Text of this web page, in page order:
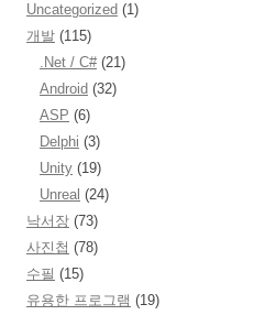
Uncategorized (1)
개발 (115)
.Net / C#(21)
Android (32)
ASP (6)
Delphi (3)
Unity (19)
Unreal (24)
낙서장 (73)
사진첩 (78)
수필 (15)
유용한 프로그램 (19)